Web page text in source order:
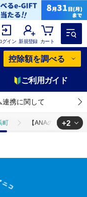
グイン 新規登録 カート
控除額を調べる
ご利用ガイド
連携に関して
町 【ANAの旅先納税
+2